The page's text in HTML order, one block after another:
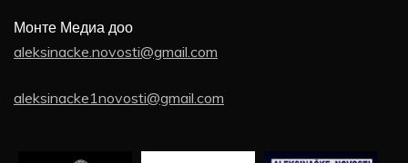
Монте Медиа доо
aleksinacke.novosti@gmail.com
aleksinacke1novosti@gmail.com